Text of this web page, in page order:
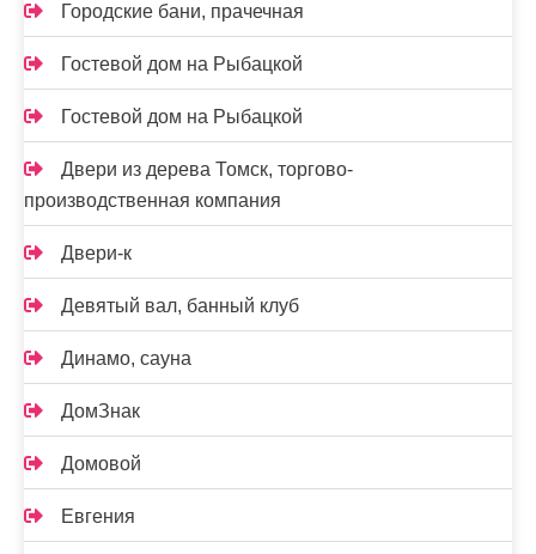
Городские бани, прачечная
Гостевой дом на Рыбацкой
Гостевой дом на Рыбацкой
Двери из дерева Томск, торгово-
производственная компания
Двери-к
Девятый вал, банный клуб
Динамо, сауна
ДомЗнак
Домовой
Евгения